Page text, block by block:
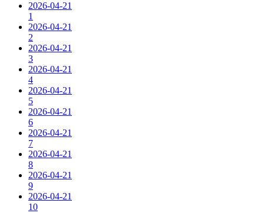
2026-04-21
1
2026-04-21
2
2026-04-21
3
2026-04-21
4
2026-04-21
5
2026-04-21
6
2026-04-21
7
2026-04-21
8
2026-04-21
9
2026-04-21
10